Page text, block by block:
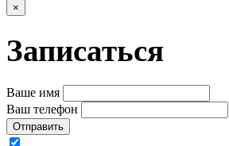
×
Записаться
Ваше имя
Ваш телефон
Отправить